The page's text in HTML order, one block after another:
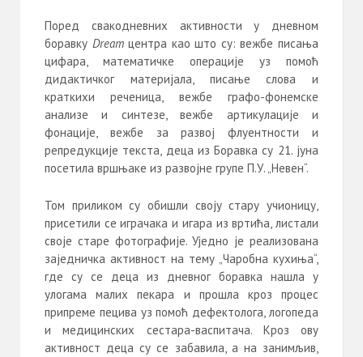
Поред свакодневних активности у дневном
боравку Dreamцентра као што су: вежбе писања
цифара, математичке операције уз помоћ
дидактичког материјала, писање слова и
краткихи реченица, вежбе графо-фонемске
анализе и синтезе, вежбе артикулације и
фонације, вежбе за развој флуентности и
репредукције текста, деца из Боравка су 21. јуна
посетила вршњаке из развојне групе П.У. „Невен“.
Том приликом су обишли своју стару учионицу,
присетили се играчака и игара из вртића, листали
своје старе фотографије. Уједно је реализована
заједничка активност на тему „Чаробна кухиња“,
где су се деца из дневног боравка нашла у
улогама малих пекара и прошла кроз процес
припреме пецива уз помоћ дефектолога, логопеда
и медицинских сестара-васпитача. Кроз ову
активност деца су се забавила, а на занимљив,